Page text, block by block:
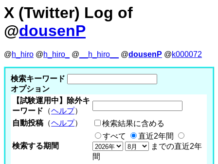
X (Twitter) Log of
@dousenP
@h_hiro @h_hiro_ @ __h_hiro__ @dousenP @k000072
検索キーワード
オプション
【試験運用中】除外キ
ーワード （ヘルプ）
自動投稿 （ヘルプ） 検索結果に含める
検索する期間
すべて
直近2年間
までの直近2年
間